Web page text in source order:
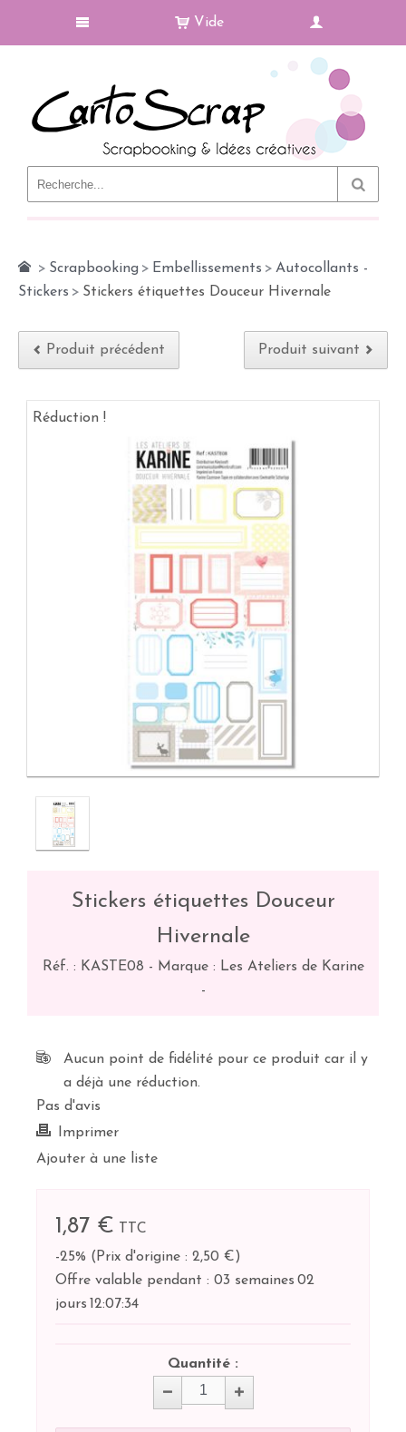
Vide
> Scrapbooking > Embellissements > Autocollants -
Stickers > Stickers étiquettes Douceur Hivernale
Produit précédent Produit suivant
Réduction !
Stickers étiquettes Douceur
Hivernale
Réf. : KASTE08 - Marque : Les Ateliers de Karine
-
Aucun point de fidélité pour ce produit car il y
a déjà une réduction.
Pas d'avis
Imprimer
Ajouter à une liste
1,87 €
TTC
-25% ( Prix d'origine : 2,50 €)
Offre valable pendant : 03 semaines 02
jours 12:07:34
Quantité :